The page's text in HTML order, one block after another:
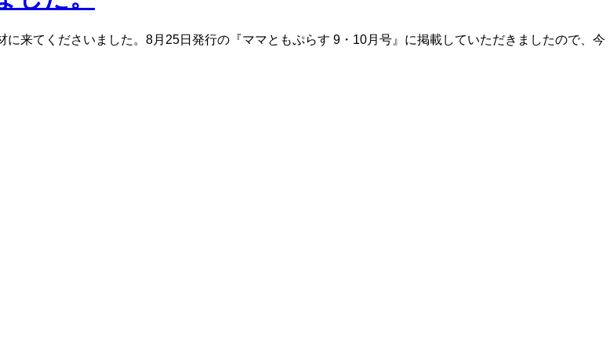
来てくださいました。8月25日発行の『ママともぷらす 9・10月号』に掲載していただきましたので、今